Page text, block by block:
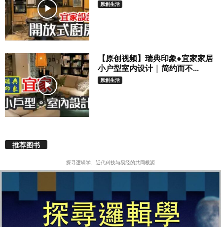
原創生活
【原创视频】瑞典印象●宜家家居
小户型室内设计 | 简约而不...
原創生活
推荐图书
探寻逻辑学、近代科技与易经的共同根源